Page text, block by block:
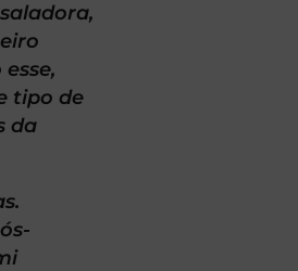
tipo de
da